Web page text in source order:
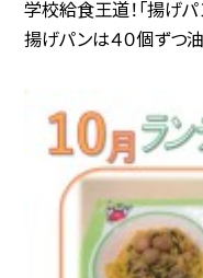
学校給食王道！「揚げパ
揚げパンは４０個ずつ